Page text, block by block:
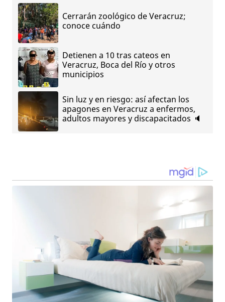
Cerrarán zoológico de Veracruz;
conoce cuándo
Detienen a 10 tras cateos en
Veracruz, Boca del Río y otros
municipios
Sin luz y en riesgo: así afectan los
apagones en Veracruz a enfermos,
adultos mayores y discapacitados 🔈